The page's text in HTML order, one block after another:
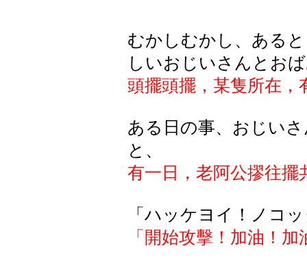
むかしむかし、ある
しいおじいさんとお
頭擺頭擺，某隻所在，
ある日の事、おじい
と、
有一日， 老阿公摎往擺
「ハッケヨイ！ノコ
「開始攻擊！加油！加